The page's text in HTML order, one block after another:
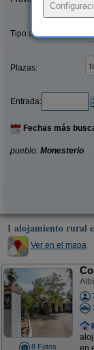
Tipo alquiler:
Plazas:
Entrada:
Fechas más
pueblo: Monesterio
1 alojamiento rural
Ver en el mapa
8 Fotos